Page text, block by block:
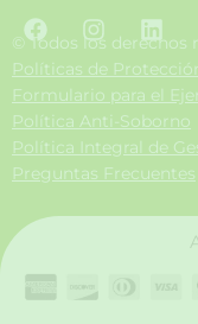
F
a
c
e
b
o
o
k
I
n
s
t
a
g
r
a
L
i
n
k
e
d
i
n
© Todos los derechos
Políticas de
Formulario para el
Política Anti-Soborno
Política Integral de
Preguntas Frecuentes